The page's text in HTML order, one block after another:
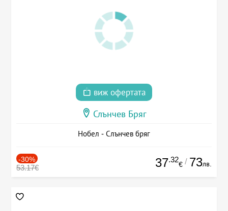
виж офертата
Слънчев Бряг
Нобел - Слънчев бряг
-30%
53.17€ 37.32
€ / 73лв.